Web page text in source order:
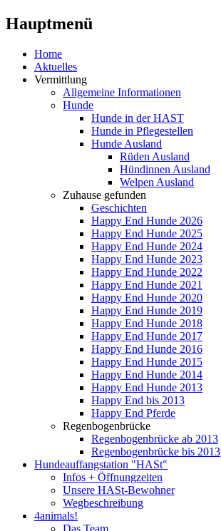
Hauptmenü
Home
Aktuelles
Vermittlung
Allgemeine Informationen
Hunde
Hunde in der HAST
Hunde in Pflegestellen
Hunde Ausland
Rüden Ausland
Hündinnen Ausland
Welpen Ausland
Zuhause gefunden
Geschichten
Happy End Hunde 2026
Happy End Hunde 2025
Happy End Hunde 2024
Happy End Hunde 2023
Happy End Hunde 2022
Happy End Hunde 2021
Happy End Hunde 2020
Happy End Hunde 2019
Happy End Hunde 2018
Happy End Hunde 2017
Happy End Hunde 2016
Happy End Hunde 2015
Happy End Hunde 2014
Happy End Hunde 2013
Happy End bis 2013
Happy End Pferde
Regenbogenbrücke
Regenbogenbrücke ab 2013
Regenbogenbrücke bis 2013
Hundeauffangstation "HASt"
Infos + Öffnungzeiten
Unsere HASt-Bewohner
Wegbeschreibung
4animals!
Das Team